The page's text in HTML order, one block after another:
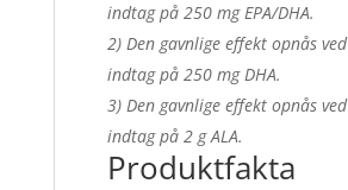
indtag på 250 mg EPA/DHA.
2) Den gavnlige effekt opnås
indtag på 250 mg DHA.
3) Den gavnlige effekt opnås
indtag på 2 g ALA.
Produktfakta